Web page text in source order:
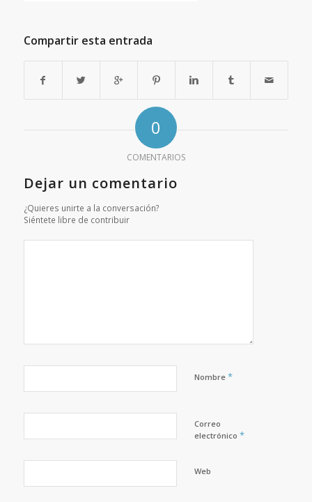
Compartir esta entrada
0
COMENTARIOS
Dejar un comentario
¿Quieres unirte a la conversación?
Siéntete libre de contribuir
Nombre *
Correo
electrónico *
Web